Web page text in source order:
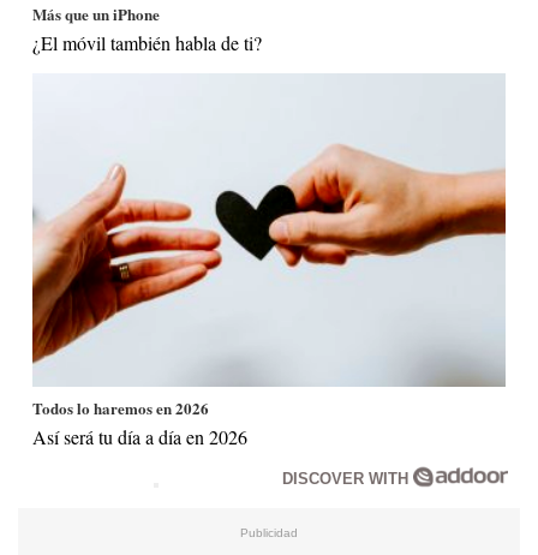
Más que un iPhone
¿El móvil también habla de ti?
Todos lo haremos en 2026
Así será tu día a día en 2026
DISCOVER WITH